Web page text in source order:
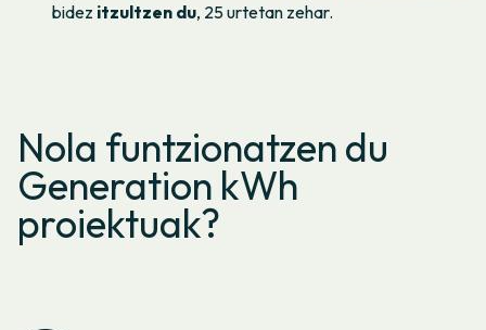
bidez itzultzen du, 25 urtetan zehar.
Nola funtzionatzen du
Generation kWh
proiektuak?